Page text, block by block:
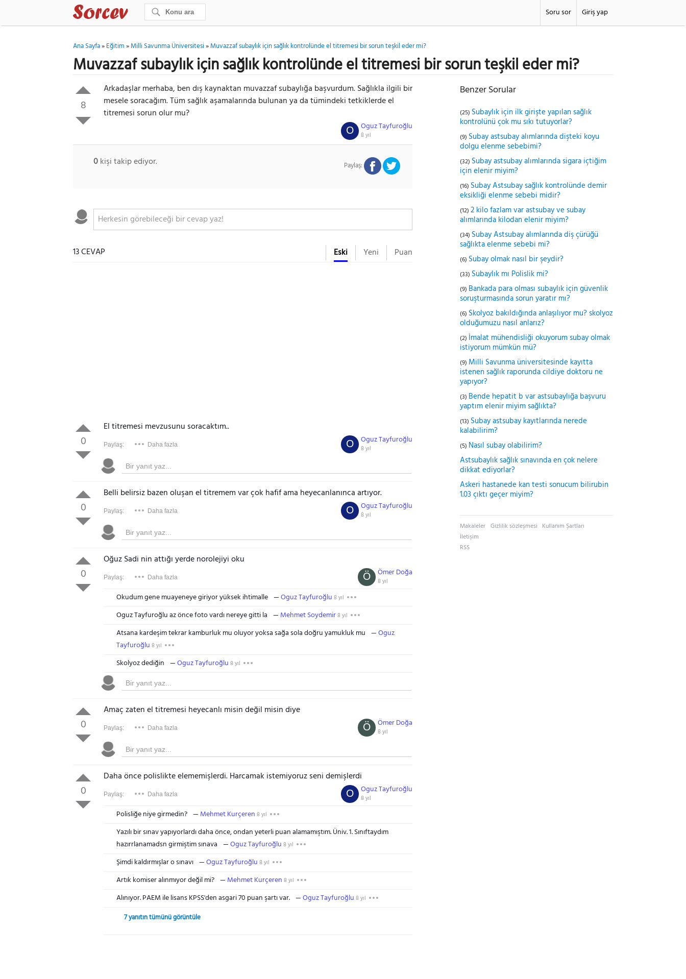
Giriş yap
Soru sor
Ana Sayfa»Eğitim»Milli Savunma Üniversitesi»Muvazzaf subaylık için sağlık kontrolünde el titremesi bir sorun teşkil eder mi?
Muvazzaf subaylık için sağlık kontrolünde el titremesi bir sorun teşkil eder mi?
8
Arkadaşlar merhaba, ben dış kaynaktan muvazzaf subaylığa başvurdum. Sağlıkla ilgili bir
mesele soracağım. Tüm sağlık aşamalarında bulunan ya da tümindeki tetkiklerde el
titremesi sorun olur mu?
Oguz Tayfuroğlu
8 yıl
O
0kişi takip ediyor. Paylaş:
13 CEVAP Eski Yeni Puan
0
El titremesi mevzusunu soracaktım..
Paylaş: Daha fazla Oguz Tayfuroğlu
8 yıl
O
0
Belli belirsiz bazen oluşan el titremem var çok hafif ama heyecanlanınca artıyor.
Paylaş: Daha fazla Oguz Tayfuroğlu
8 yıl
O
0
Oğuz Sadi nin attığı yerde norolejiyi oku
Paylaş: Daha fazla Ömer Doğa
8 yıl
Ö
Okudum gene muayeneye giriyor yüksek ihtimalle Oguz Tayfuroğlu 8 yıl
Oguz Tayfuroğlu az önce foto vardı nereye gitti la Mehmet Soydemir8 yıl
Atsana kardeşim tekrar kamburluk mu oluyor yoksa sağa sola doğru yamukluk mu
Oguz
Tayfuroğlu 8 yıl
Skolyoz dediğin Oguz Tayfuroğlu 8 yıl
0
Amaç zaten el titremesi heyecanlı misin değil misin diye
Paylaş: Daha fazla Ömer Doğa
8 yıl
Ö
0
Daha önce polislikte elememişlerdi. Harcamak istemiyoruz seni demişlerdi
Paylaş: Daha fazla Oguz Tayfuroğlu
8 yıl
O
Polisliğe niye girmedin? Mehmet Kurçeren 8 yıl
Yazılı bir sınav yapıyorlardı daha önce, ondan yeterli puan alamamıştım. Üniv. 1. Sınıftaydım
hazırrlanamadsn girmiştim sınava
Oguz Tayfuroğlu 8 yıl
Şimdi kaldırmışlar o sınavı Oguz Tayfuroğlu 8 yıl
Artık komiser alınmıyor değil mi? Mehmet Kurçeren 8 yıl
Alınıyor. PAEM ile lisans KPSS'den asgari 70 puan şartı var. Oguz Tayfuroğlu 8 yıl
7 yanıtın tümünü görüntüle
Benzer Sorular
(25) Subaylık için ilk girişte yapılan sağlık
kontrolünü çok mu sıkı tutuyorlar?
(9) Subay astsubay alımlarında dişteki koyu
dolgu elenme sebebimi?
(32) Subay astsubay alımlarında sigara içtiğim
için elenir miyim?
(16) Subay Astsubay sağlık kontrolünde demir
eksikliği elenme sebebi midir?
(12) 2 kilo fazlam var astsubay ve subay
alımlarında kilodan elenir miyim?
(34) Subay Astsubay alımlarında diş çürüğü
sağlıkta elenme sebebi mi?
(6) Subay olmak nasıl bir şeydir?
(33) Subaylık mı Polislik mi?
(9) Bankada para olması subaylık için güvenlik
soruşturmasında sorun yaratır mı?
(6) Skolyoz bakıldığında anlaşılıyor mu? skolyoz
olduğumuzu nasıl anlarız?
(2) İmalat mühendisliği okuyorum subay olmak
istiyorum mümkün mü?
(9) Milli Savunma üniversitesinde kayıtta
istenen sağlık raporunda cildiye doktoru ne
yapıyor?
(3) Bende hepatit b var astsubaylığa başvuru
yaptım elenir miyim sağlıkta?
(13) Subay astsubay kayıtlarında nerede
kalabilirim?
(5) Nasıl subay olabilirim?
Astsubaylık sağlık sınavında en çok nelere
dikkat ediyorlar?
Askeri hastanede kan testi sonucum bilirubin
1.03 çıktı geçer miyim?
Makaleler Gizlilik sözleşmesi Kullanım Şartları
İletişim
RSS